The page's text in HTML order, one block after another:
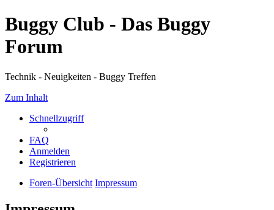
Buggy Club - Das Buggy
Forum
Technik - Neuigkeiten - Buggy Treffen
Zum Inhalt
Schnellzugriff
FAQ
Anmelden
Registrieren
Foren-Übersicht Impressum